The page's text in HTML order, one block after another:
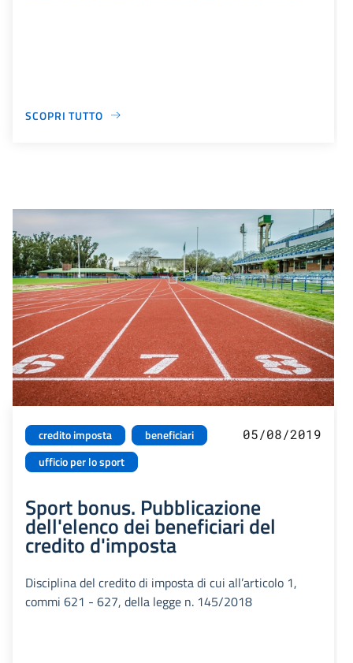
SCOPRI TUTTO
credito imposta
beneficiari
ufficio per lo sport
05/08/2019
Sport bonus. Pubblicazione
dell'elenco dei beneficiari del
credito d'imposta
Disciplina del credito di imposta di cui all’articolo 1,
commi 621 - 627, della legge n. 145/2018